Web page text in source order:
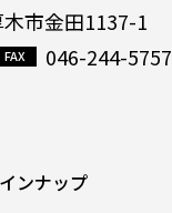
市金田1137-1
046-244-5757
ンナップ